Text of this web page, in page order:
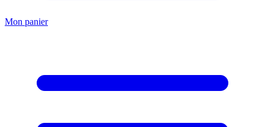
Mon panier